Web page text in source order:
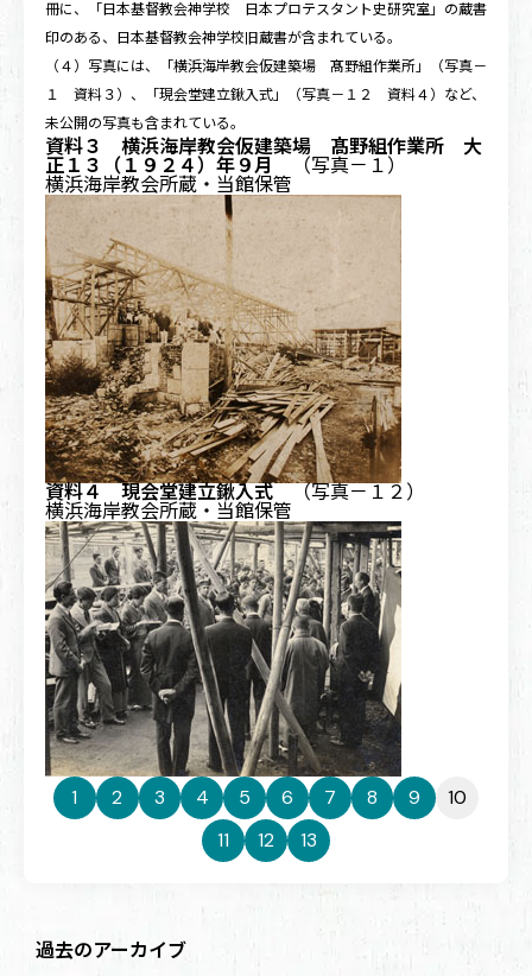
冊に、「日本基督教会神学校 日本プロテスタント史研究室」の蔵書
印のある、日本基督教会神学校旧蔵書が含まれている。
（４）写真には、「横浜海岸教会仮建築場 髙野組作業所」（写真－
１ 資料３）、「現会堂建立鍬入式」（写真－１２ 資料４）など、
未公開の写真も含まれている。
資料３ 横浜海岸教会仮建築場 髙野組作業所 大
正１３（１９２４）年９月 （写真－１）
横浜海岸教会所蔵・当館保管
資料４ 現会堂建立鍬入式（写真－１２）
横浜海岸教会所蔵・当館保管
1 2 3 4 5 6 7 8 9
10
11
12 13
過去のアーカイブ